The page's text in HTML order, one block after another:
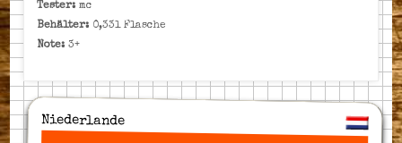
Tester: mc
Behälter: 0,33l Flasche
Note: 3+
Niederlande